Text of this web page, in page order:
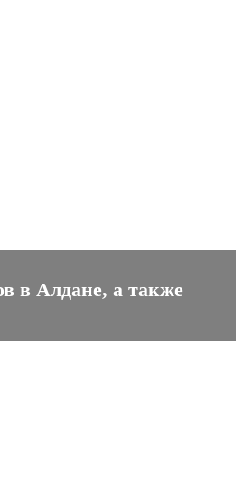
в Алдане, а также